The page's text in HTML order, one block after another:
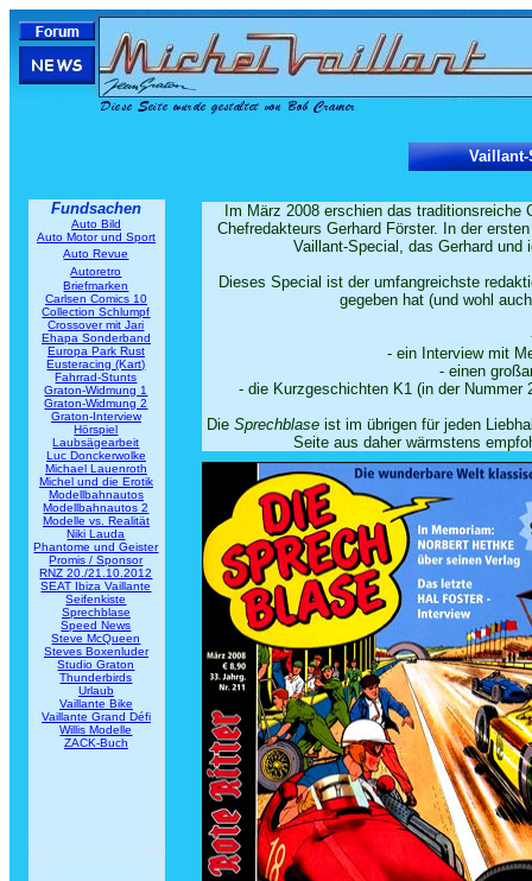
Fundsachen
Auto Bild
Auto Motor und Sport
Auto Revue
Autoretro
Briefmarken
Carlsen Comics 10
Collection Schlumpf
Crossover mit Jari
Ehapa Sonderband
Europa Park Rust
Eusteracing (Kart)
Fahrrad-Stunts
Graton-Widmung 1
Graton-Widmung 2
Graton-Interview
Hörspiel
Laubsägearbeit
Luc Donckerwolke
Michael Lauenroth
Michel und die Erotik
Modellbahnautos
Modellbahnautos 2
Modelle vs. Realität
Niki Lauda
Phantome und Geister
Promis / Sponsor
RNZ 20./21.10.2012
SEAT Ibiza Vaillante
Seifenkiste
Sprechblase
Speed News
Steve McQueen
Steves Boxenluder
Studio Graton
Thunderbirds
Urlaub
Vaillante Bike
Vaillante Grand Défi
Willis Modelle
ZACK-Buch
Im März 2008 erschien das traditionsreiche
Chefredakteurs Gerhard Förster. In der
Vaillant-Special, das Gerhard
Dieses Special ist der umfangreichste
gegeben hat (und wohl
- ein Interview mit
- einen
- die Kurzgeschichten K1 (in der Nummer
DieSprechblase ist im übrigen für jeden
Seite aus daher wärmstens